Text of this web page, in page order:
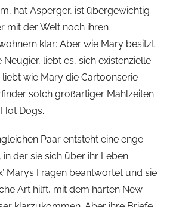
hat Asperger, ist übergewichtig
mit der Welt noch ihren
klar: Aber wie Mary besitzt
liebt es, sich existenzielle
liebt wie Mary die Cartoonserie
solch großartiger Mahlzeiten
Dogs.
Paar entsteht eine enge
der sie sich über ihr Leben
Marys Fragen beantwortet und sie
Art hilft, mit dem harten New